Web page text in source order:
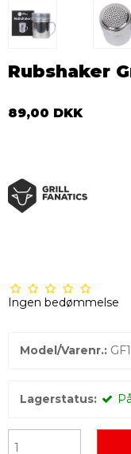
Rubshaker
89,00 DKK
Ingen bedømmelse
Model/Varenr.:
Lagerstatus: